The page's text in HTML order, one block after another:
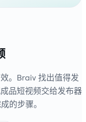
。Braiv 找出值得发
品短视频交给发布器
的步骤。